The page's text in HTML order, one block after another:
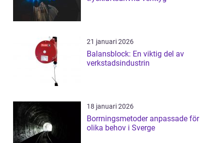
21 januari 2026
Balansblock: En viktig del av
verkstadsindustrin
18 januari 2026
Borrningsmetoder anpassade för
olika behov i Sverge